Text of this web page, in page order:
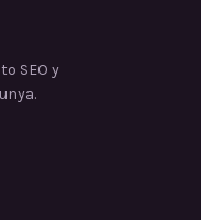
SEO y